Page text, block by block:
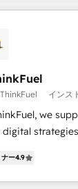
for our
the gap
tailored HubSpot
with the
we’re
HubSpot
& data
インス
we
to generate
We
ナー4.9